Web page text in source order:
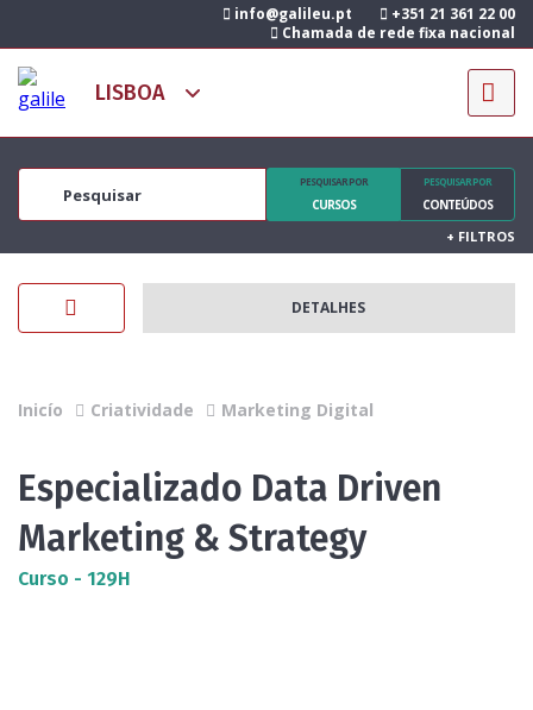
info@galileu.pt
+351 21 361 22 00
Chamada de rede fixa nacional
PESQUISAR POR
CURSOS
PESQUISAR POR
CONTEÚDOS
+ FILTROS
DETALHES
Inicío Criatividade Marketing Digital
Especializado Data Driven
Marketing & Strategy
Curso - 129H